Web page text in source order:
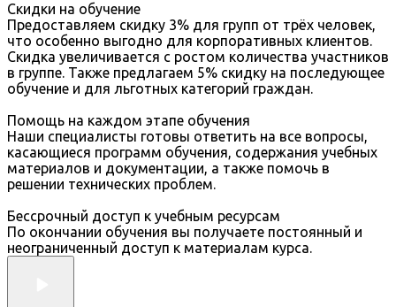
Скидки на обучение
Предоставляем скидку 3% для групп от трёх человек,
что особенно выгодно для корпоративных клиентов.
Скидка увеличивается с ростом количества участников
в группе. Также предлагаем 5% скидку на последующее
обучение и для льготных категорий граждан.
Помощь на каждом этапе обучения
Наши специалисты готовы ответить на все вопросы,
касающиеся программ обучения, содержания учебных
материалов и документации, а также помочь в
решении технических проблем.
Бессрочный доступ к учебным ресурсам
По окончании обучения вы получаете постоянный и
неограниченный доступ к материалам курса.